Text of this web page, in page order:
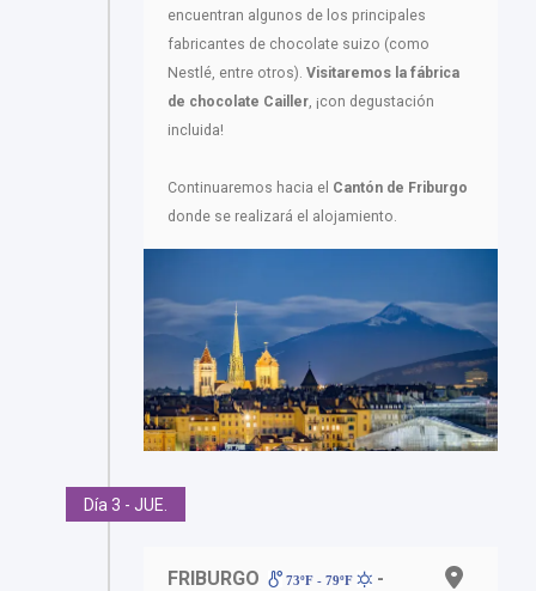
encuentran algunos de los principales
fabricantes de chocolate suizo (como
Nestlé, entre otros). Visitaremos la fábrica
de chocolate Cailler, ¡con degustación
incluida!
Continuaremos hacia el Cantón de Friburgo
donde se realizará el alojamiento.
Día 3 - JUE.
FRIBURGO 73ºF - 79ºF
-